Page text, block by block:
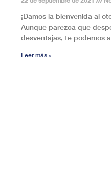
¡Damos la bienvenida al
Aunque parezca que
desventajas, te podemos
Leer más »